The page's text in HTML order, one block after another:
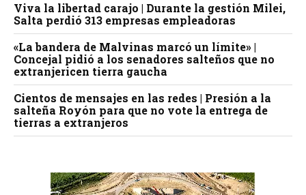
Viva la libertad carajo | Durante la gestión Milei,
Salta perdió 313 empresas empleadoras
«La bandera de Malvinas marcó un límite» |
Concejal pidió a los senadores salteños que no
extranjericen tierra gaucha
Cientos de mensajes en las redes | Presión a la
salteña Royón para que no vote la entrega de
tierras a extranjeros